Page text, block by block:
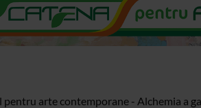
pentru arte contemporane - Alchemia a